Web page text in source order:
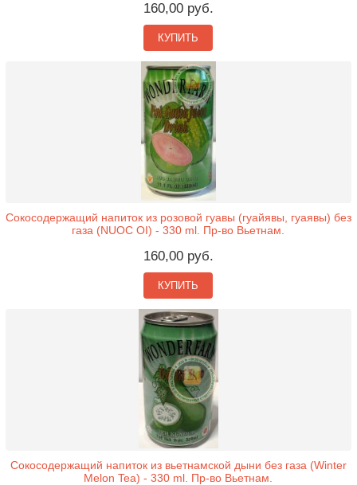
160,00 руб.
КУПИТЬ
Сокосодержащий напиток из розовой гуавы (гуайявы, гуаявы) без
газа (NUOC OI) - 330 ml. Пр-во Вьетнам.
160,00 руб.
КУПИТЬ
Сокосодержащий напиток из вьетнамской дыни без газа (Winter
Melon Tea) - 330 ml. Пр-во Вьетнам.